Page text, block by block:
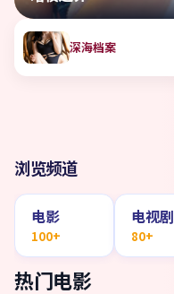
深海档案
浏览频道
电影
100+
电视剧
80+
热门电影